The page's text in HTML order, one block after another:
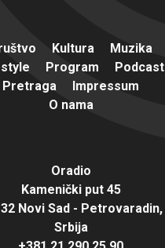
Kultura
Muzika
Program
Podcast
Pretraga
Impressum
O nama
Oradio
Kamenički put 45
Novi Sad - Petrovaradin,
Srbija